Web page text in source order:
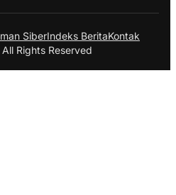
SiberIndeks BeritaKontak
Rights Reserved